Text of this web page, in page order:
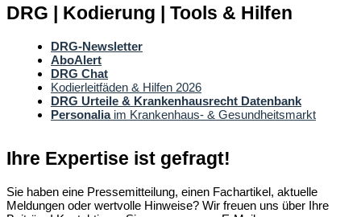
DRG | Kodierung | Tools & Hilfen
DRG-Newsletter
AboAlert
DRG Chat
Kodierleitfäden & Hilfen 2026
DRG Urteile & Krankenhausrecht Datenbank
Personaliaim Krankenhaus- & Gesundheitsmarkt
Ihre Expertise ist gefragt!
Sie haben eine Pressemitteilung, einen Fachartikel, aktuelle
Meldungen oder wertvolle Hinweise? Wir freuen uns über Ihre